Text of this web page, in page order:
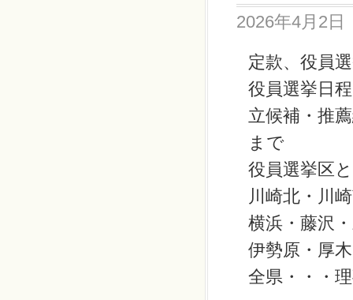
2026年4月2日
定款、役員
役員選挙日
立候補・推
まで
役員選挙区
川崎北・川
横浜・藤沢
伊勢原・厚
全県・・